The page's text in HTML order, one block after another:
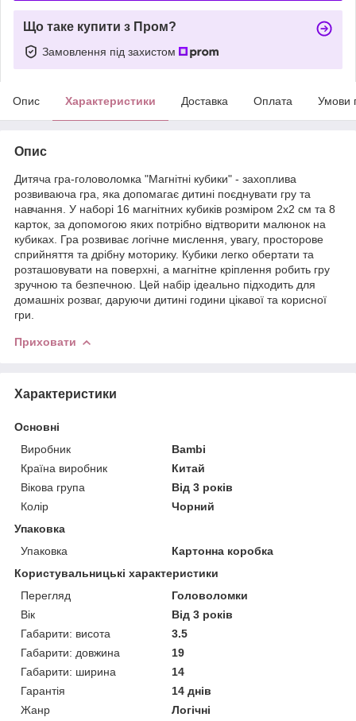
Що таке купити з Пром?
Замовлення під захистом
Опис Характеристики Доставка Оплата Умови
Опис
Дитяча гра-головоломка "Магнітні кубики" - захоплива
розвиваюча гра, яка допомагає дитині поєднувати гру та
навчання. У наборі 16 магнітних кубиків розміром 2х2 см та 8
карток, за допомогою яких потрібно відтворити малюнок на
кубиках. Гра розвиває логічне мислення, увагу, просторове
сприйняття та дрібну моторику. Кубики легко обертати та
розташовувати на поверхні, а магнітне кріплення робить гру
зручною та безпечною. Цей набір ідеально підходить для
домашніх розваг, даруючи дитині години цікавої та корисної
гри.
Приховати
Характеристики
Основні
Виробник
Bambi
Країна виробник
Китай
Вікова група
Від 3 років
Колір
Чорний
Упаковка
Упаковка
Картонна коробка
Користувальницькі характеристики
Перегляд
Головоломки
Вік
Від 3 років
Габарити: висота
3.5
Габарити: довжина
19
Габарити: ширина
14
Гарантія
14 днів
Жанр
Логічні